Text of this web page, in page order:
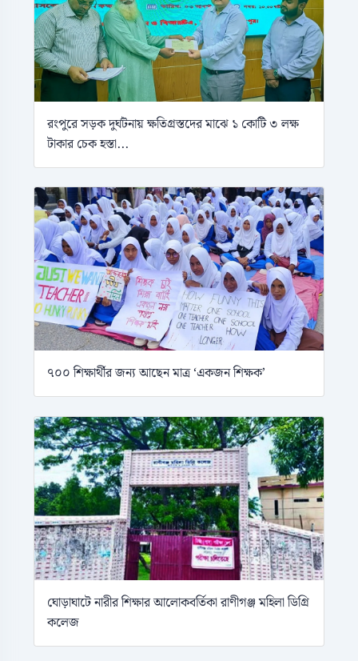
রংপুরে সড়ক দুর্ঘটনায় ক্ষতিগ্রস্তদের মাঝে ১ কোটি ৩ লক্ষ
টাকার চেক হস্তা...
৭০০ শিক্ষার্থীর জন্য আছেন মাত্র ‘একজন শিক্ষক’
ঘোড়াঘাটে নারীর শিক্ষার আলোকবর্তিকা রাণীগঞ্জ মহিলা ডিগ্রি
কলেজ